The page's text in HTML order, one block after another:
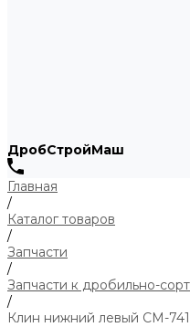
ДробСтройМаш
Главная
/
Каталог товаров
/
Запчасти
/
Запчасти к дробильно-
/
Клин нижний левый СМ-741